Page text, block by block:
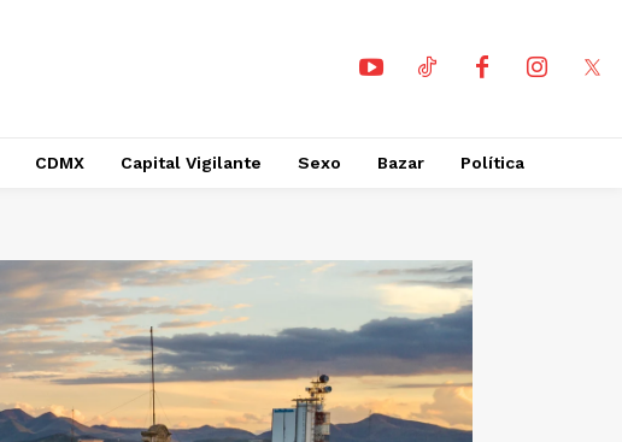
CDMX Capital Vigilante Sexo Bazar Política